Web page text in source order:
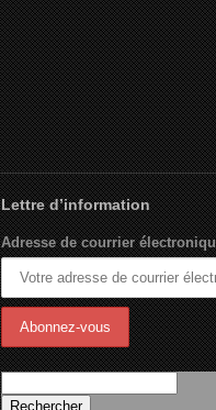
Lettre d’information
Adresse de courrier